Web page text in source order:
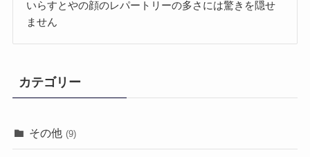
いらすとやの顔のレパートリーの多さには驚きを隠せ
ません
カテゴリー
その他 (9)